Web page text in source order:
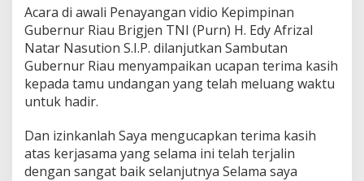
Acara di awali Penayangan vidio Kepimpinan
Gubernur Riau Brigjen TNI (Purn) H. Edy Afrizal
Natar Nasution S.I.P. dilanjutkan Sambutan
Gubernur Riau menyampaikan ucapan terima kasih
kepada tamu undangan yang telah meluang waktu
untuk hadir.
Dan izinkanlah Saya mengucapkan terima kasih
atas kerjasama yang selama ini telah terjalin
dengan sangat baik selanjutnya Selama saya